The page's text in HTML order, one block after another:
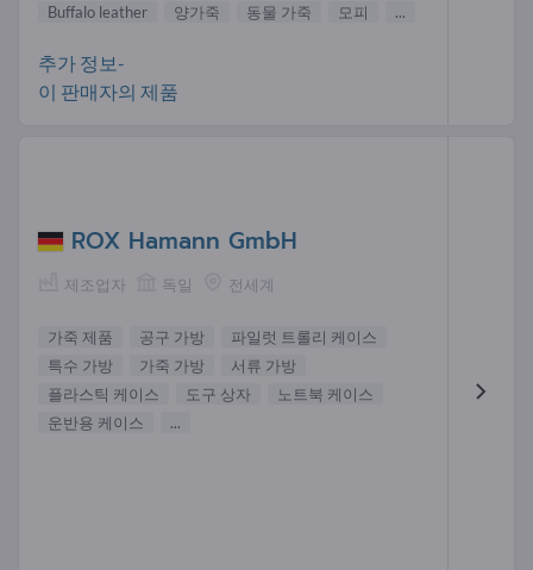
Buffalo leather
양가죽 동물 가죽 모피 ...
추가 정보-
이 판매자의 제품
ROX Hamann GmbH
제조업자 독일 전세계
가죽 제품 공구 가방
파일럿 트롤리 케이스
특수 가방
가죽 가방
서류 가방
플라스틱 케이스
도구 상자
노트북 케이스
운반용 케이스
...